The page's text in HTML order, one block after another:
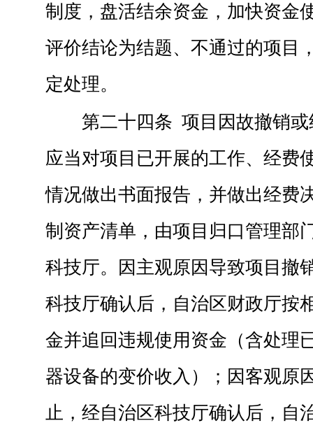
制度，盘活结余资金，加快资金
评价结论为结题、不通过的项目
定处理。
第二十四条 项目因故撤销
应当对项目已开展的工作、经费
情况做出书面报告，并做出经费
制资产清单，由项目归口管理部
科技厅。因主观原因导致项目撤
科技厅确认后，自治区财政厅按
金并追回违规使用资金（含处理
器设备的变价收入）；因客观原
止，经自治区科技厅确认后，自